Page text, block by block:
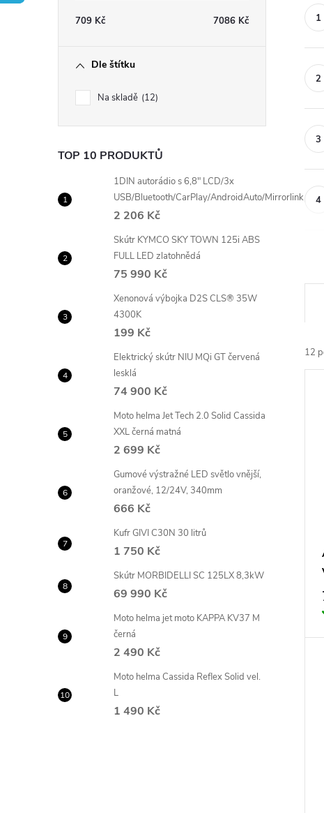
n
n
í
a
e
l
709 Kč 7086 Kč
Dle štítku
Na skladě 12
TOP 10 PRODUKTŮ
1DIN autorádio s 6,8" LCD/3x
USB/Bluetooth/CarPlay/AndroidAuto/Mirrorlink
2 206 Kč
Skútr KYMCO SKY TOWN 125i ABS
FULL LED zlatohnědá
75 990 Kč
Xenonová výbojka D2S CLS® 35W
4300K
199 Kč
Elektrický skútr NIU MQi GT červená
lesklá
74 900 Kč
Moto helma Jet Tech 2.0 Solid Cassida
XXL černá matná
2 699 Kč
Gumové výstražné LED světlo vnější,
oranžové, 12/24V, 340mm
666 Kč
Kufr GIVI C30N 30 litrů
1 750 Kč
Skútr MORBIDELLI SC 125LX 8,3kW
69 990 Kč
Moto helma jet moto KAPPA KV37 M
černá
2 490 Kč
Moto helma Cassida Reflex Solid vel.
L
1 490 Kč
a
z
u
12
o